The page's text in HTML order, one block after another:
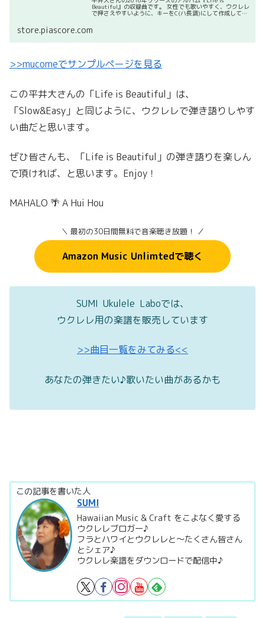
Beautiful』の収録曲です。 女性でも歌いやすく、ウクレレ
で押さえやすいように、キーをC(ハ長調)にして作成してい
store.piascore.com
>>mucomeでサンプルページを見る
この平井大さんの「Life is Beautiful」は、
「Slow&Easy」と同じように、ウクレレで弾き語りしやす
い曲だと思います。
ぜひ皆さんも、「Life is Beautiful」の弾き語りを楽しん
で頂ければ、と思います。Enjoy！
MAHALO 🌴 A Hui Hou
＼ 最初の30日間無料で音楽聴き放題！ ／
Amazon Music Unlimtedで聴く
SUMI Ukulele Laboでは、
ウクレレ用の楽譜を販売しています
>>曲目一覧をみてみる<<
あなたの弾きたい♪歌いたい曲があるかも
この記事を書いた人
SUMI
Hawaiian Music & Craft をこよなく愛する
ウクレレブロガー♪
フラとハワイとウクレレと～たくさん皆さん
とシェア♪
ウクレレ楽譜をダウンロードで配信中♪